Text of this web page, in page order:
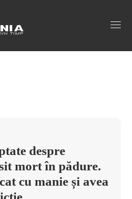
Tag
despre
mort în pădure.
cu manie și avea